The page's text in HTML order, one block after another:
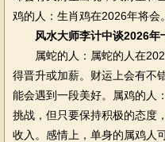
鸡的人：生肖鸡在2026年将会。
风水大师李计中谈2026年
属蛇的人：属蛇的人在
得晋升或加薪。财运上会有不
能会遇到一段美好。属鸡的人
挑战，但只要保持积极的态度
收入。感情上，单身的属鸡人